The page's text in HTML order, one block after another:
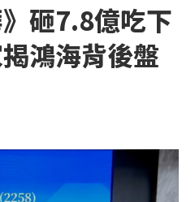
砸7.8億吃下
鴻海背後盤